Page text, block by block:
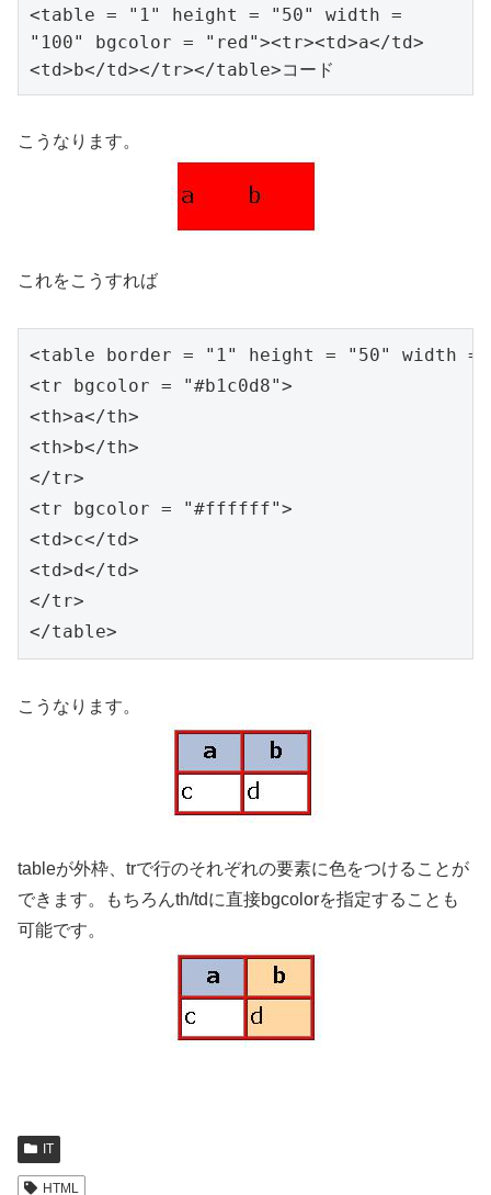
<table = "1" height = "50" width =
"100" bgcolor = "red"><tr><td>a</td>
<td>b</td></tr></table>コード
こうなります。
これをこうすれば
<table border = "1" height = "50" width =
<tr bgcolor = "#b1c0d8">
<th>a</th>
<th>b</th>
</tr>
<tr bgcolor = "#ffffff">
<td>c</td>
<td>d</td>
</tr>
</table>
こうなります。
tableが外枠、trで行のそれぞれの要素に色をつけることが
できます。もちろんth/tdに直接bgcolorを指定することも
可能です。
IT
HTML